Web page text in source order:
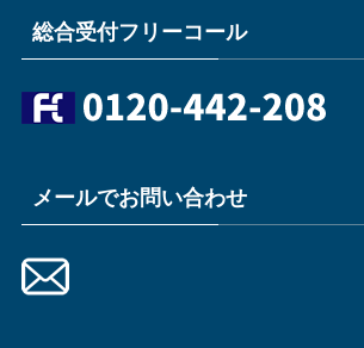
総合受付フリーコール
メールでお問い合わせ